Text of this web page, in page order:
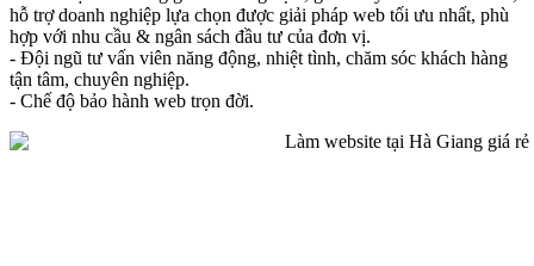
hỗ trợ doanh nghiệp lựa chọn được giải pháp web tối ưu nhất, phù
hợp với nhu cầu & ngân sách đầu tư của đơn vị.
- Đội ngũ tư vấn viên năng động, nhiệt tình, chăm sóc khách hàng
tận tâm, chuyên nghiệp.
- Chế độ bảo hành web trọn đời.